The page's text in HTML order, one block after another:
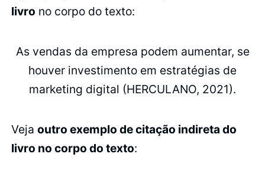
livro no corpo do texto:
As vendas da empresa podem aumentar, se
houver investimento em estratégias de
marketing digital (HERCULANO, 2021).
Vejaoutro exemplo de citação indireta do
livro no corpo do texto: